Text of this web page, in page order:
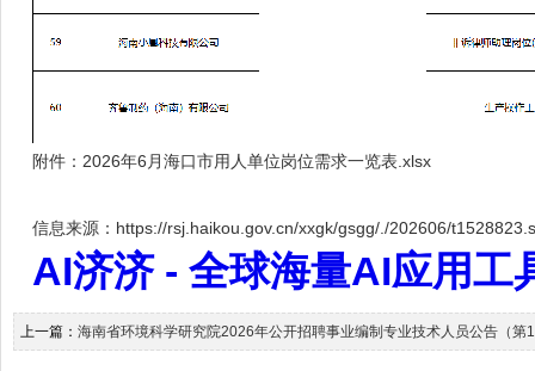
附件： 2026年6月海口市用人单位岗位需求一览表.xlsx
信息来源：https://rsj.haikou.gov.cn/xxgk/gsgg/./202606/
AI济济 - 全球海量AI应用
上一篇： 海南省环境科学研究院2026年公开招聘事业编制专业技术人员公告（第